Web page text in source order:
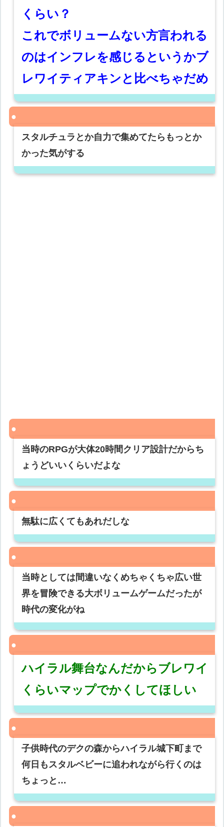
くらい？
これでボリュームない方言われる
のはインフレを感じるというかブ
レワイティアキンと比べちゃだめ
スタルチュラとか自力で集めてたらもっとか
かった気がする
当時のRPGが大体20時間クリア設計だからち
ょうどいいくらいだよな
無駄に広くてもあれだしな
当時としては間違いなくめちゃくちゃ広い世
界を冒険できる大ボリュームゲームだったが
時代の変化がね
ハイラル舞台なんだからブレワイ
くらいマップでかくしてほしい
子供時代のデクの森からハイラル城下町まで
何日もスタルベビーに追われながら行くのは
ちょっと…